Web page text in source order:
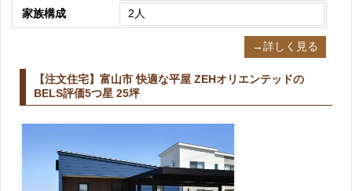
家族構成
2人
→詳しく見る
【注文住宅】富山市 快適な平屋 ZEHオリエンテッドの
BELS評価5つ星 25坪